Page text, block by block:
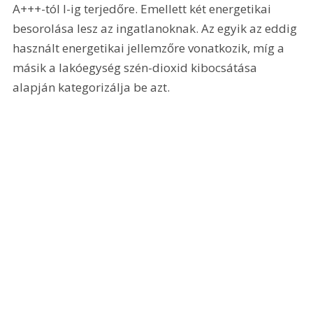
A+++-tól I-ig terjedőre. Emellett két energetikai
besorolása lesz az ingatlanoknak. Az egyik az eddig
használt energetikai jellemzőre vonatkozik, míg a
másik a lakóegység szén-dioxid kibocsátása
alapján kategorizálja be azt.